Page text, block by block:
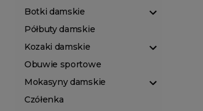
Botki damskie
Półbuty damskie
Kozaki damskie
Obuwie sportowe
Mokasyny damskie
Czółenka